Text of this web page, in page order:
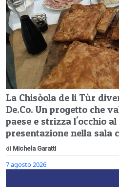
La Chisòola de li Tùr
De.Co. Un progetto che
paese e strizza l'occhio
presentazione nella sala
di Michela Garatti
7 agosto 2026